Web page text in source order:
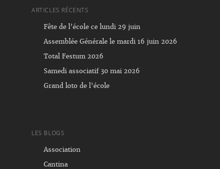
ARTICLES RÉCENTS
Fête de l’école ce lundi 29 juin
Assemblée Générale le mardi 16 juin 2026
Total Festum 2026
Samedi associatif 30 mai 2026
Grand loto de l’école
LES BLOGS
Association
Cantina